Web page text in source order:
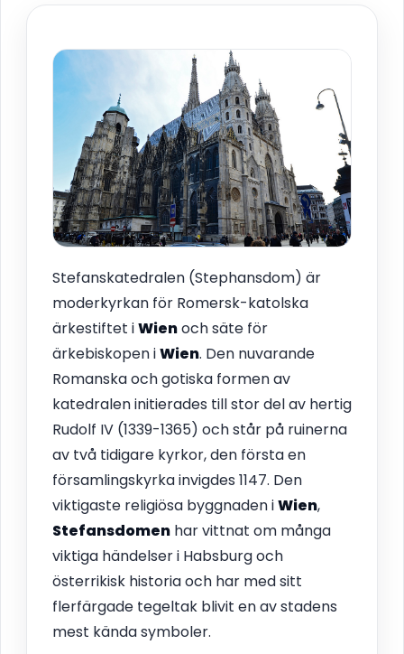
Stefanskatedralen (Stephansdom) är
moderkyrkan för Romersk-katolska
ärkestiftet iWienoch säte för
ärkebiskopen iWien. Den nuvarande
Romanska och gotiska formen av
katedralen initierades till stor del av hertig
Rudolf IV (1339-1365) och står på ruinerna
av två tidigare kyrkor, den första en
församlingskyrka invigdes 1147. Den
viktigaste religiösa byggnaden iWien,
Stefansdomen har vittnat om många
viktiga händelser i Habsburg och
österrikisk historia och har med sitt
flerfärgade tegeltak blivit en av stadens
mest kända symboler.